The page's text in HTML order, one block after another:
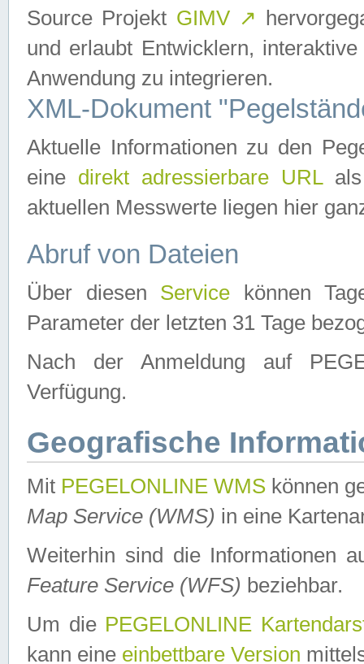
Source Projekt GIMV ↗
und erlaubt Entwicklern,
Anwendung zu integrieren.
XML-Dokument
Aktuelle Informationen zu den
eine direkt adressierbare URLals
aktuellen Messwerte liegen hier
Abruf von Dateien
Über diesen Service können
Parameter der letzten 31 Tage
Nach der Anmeldung auf
Verfügung.
Geografische
Mit PEGELONLINE WMS können
Map Service (WMS) in eine
Weiterhin sind die Informationen
Feature Service (WFS) beziehbar.
Um die PEGELONLINE
kann eine einbettbare Version